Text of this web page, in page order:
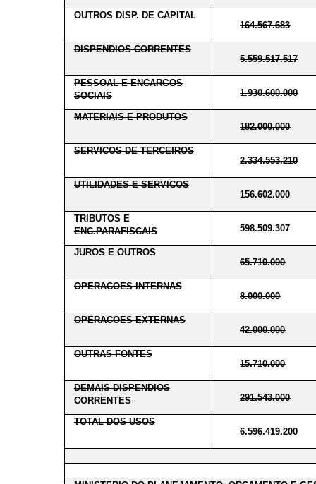
OUTROS DISP. DE CAPITAL
164.567.683
DISPENDIOS CORRENTES
5.559.517.517
PESSOAL E ENCARGOS
SOCIAIS
1.930.600.000
MATERIAIS E PRODUTOS
182.000.000
SERVICOS DE TERCEIROS
2.334.553.210
UTILIDADES E SERVICOS
156.602.000
TRIBUTOS E
ENC.PARAFISCAIS
598.509.307
JUROS E OUTROS
65.710.000
OPERACOES INTERNAS
8.000.000
OPERACOES EXTERNAS
42.000.000
OUTRAS FONTES
15.710.000
DEMAIS DISPENDIOS
CORRENTES
291.543.000
TOTAL DOS USOS
6.596.419.200